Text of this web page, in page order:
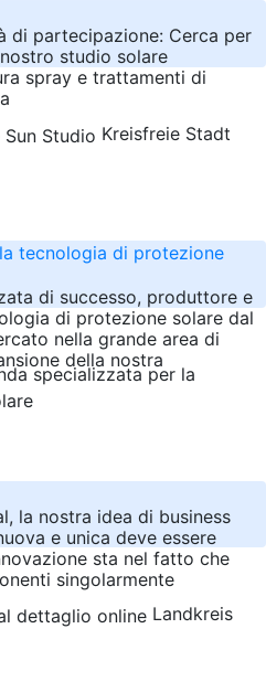
di partecipazione: Cerca per
studio solare
spray e trattamenti di
Kreisfreie Stadt
tecnologia di protezione
di successo, produttore e
di protezione solare dal
nella grande area di
della nostra
la nostra idea di business
e unica deve essere
sta nel fatto che
singolarmente
Landkreis